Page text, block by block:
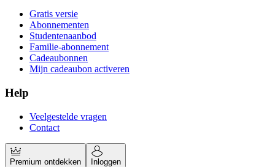
Gratis versie
Abonnementen
Studentenaanbod
Familie-abonnement
Cadeaubonnen
Mijn cadeaubon activeren
Help
Veelgestelde vragen
Contact
Premium ontdekken Inloggen